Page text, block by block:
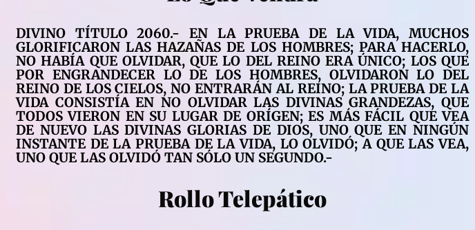
DIVINO TÍTULO 2060.- EN LA PRUEBA DE LA VIDA, MUCHOS
GLORIFICARON LAS HAZAÑAS DE LOS HOMBRES; PARA HACERLO,
NO HABÍA QUE OLVIDAR, QUE LO DEL REINO ERA ÚNICO; LOS QUE
POR ENGRANDECER LO DE LOS HOMBRES, OLVIDARON LO DEL
REINO DE LOS CIELOS, NO ENTRARÁN AL REINO; LA PRUEBA DE LA
VIDA CONSISTÍA EN NO OLVIDAR LAS DIVINAS GRANDEZAS, QUE
TODOS VIERON EN SU LUGAR DE ORÍGEN; ES MÁS FÁCIL QUE VEA
DE NUEVO LAS DIVINAS GLORIAS DE DIOS, UNO QUE EN NINGÚN
INSTANTE DE LA PRUEBA DE LA VIDA, LO OLVIDÓ; A QUE LAS VEA,
UNO QUE LAS OLVIDÓ TAN SÓLO UN SEGUNDO.-
Rollo Telepático